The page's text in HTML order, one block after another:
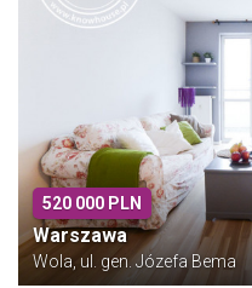
520 000 PLN
Warszawa
Wola, ul. gen. Józefa Bema